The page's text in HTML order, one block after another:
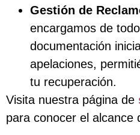
Gestión de
encargamos de
documentación
apelaciones,
tu recuperación.
Visita nuestra página de
para conocer el alcance